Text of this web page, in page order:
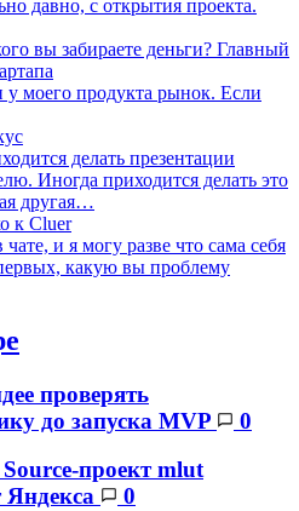
давно, с открытия проекта.
вы забираете деньги? Главный
моего продукта рынок. Если
делать презентации
Иногда приходится делать это
другая…
к Cluer
и я могу разве что сама себя
какую вы проблему
проверять
до запуска MVP
0
проект mlut
Яндекса
0